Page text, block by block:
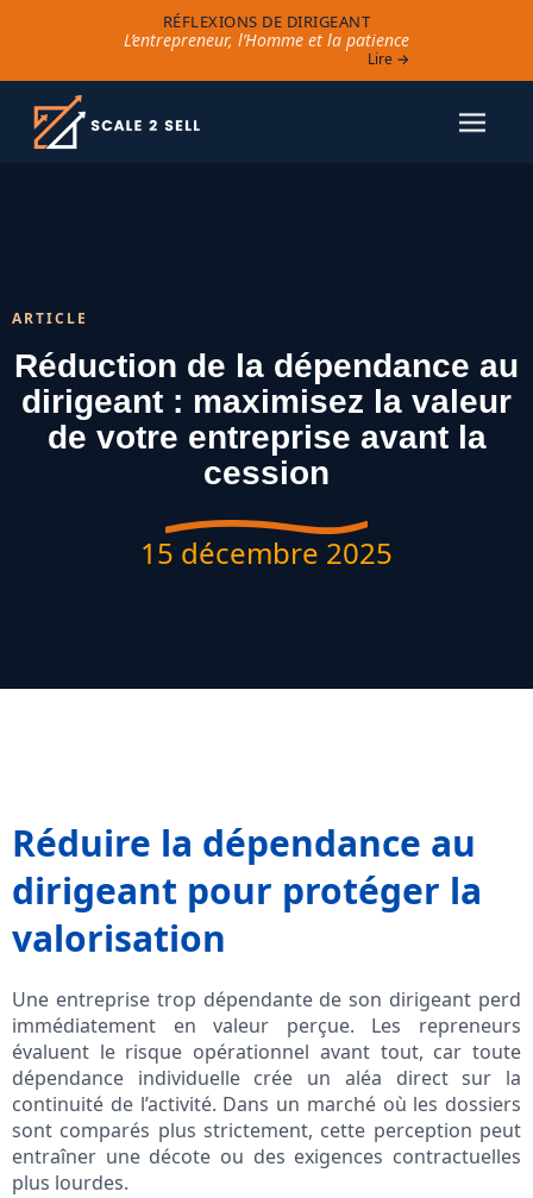
RÉFLEXIONS DE DIRIGEANT
L’entrepreneur, l’Homme et la patience
Lire →
ARTICLE
Réduction de la dépendance au
dirigeant : maximisez la valeur
de votre entreprise avant la
cession
15 décembre 2025
Réduire la dépendance au
dirigeant pour protéger la
valorisation
Une entreprise trop dépendante de son dirigeant perd
immédiatement en valeur perçue. Les repreneurs
évaluent le risque opérationnel avant tout, car toute
dépendance individuelle crée un aléa direct sur la
continuité de l’activité. Dans un marché où les dossiers
sont comparés plus strictement, cette perception peut
entraîner une décote ou des exigences contractuelles
plus lourdes.